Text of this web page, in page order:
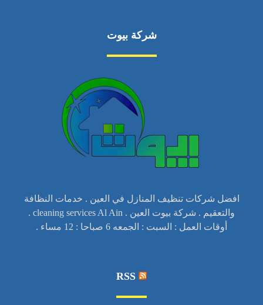
شركة بيوت
افضل شركات تنظيف المنازل في العين . خدمات النظافة
والتعقيم . شركة بيوت العين . cleaning services Al Ain .
أوقات العمل : السبت : الجمعه 6 صباحا : 12 مساء .
RSS